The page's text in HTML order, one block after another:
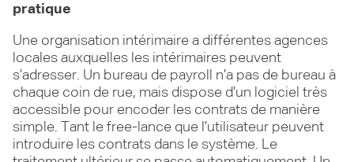
pratique
Une organisation intérimaire a différentes agences
locales auxquelles les intérimaires peuvent
s’adresser. Un bureau de payroll n’a pas de bureau à
chaque coin de rue, mais dispose d’un logiciel très
accessible pour encoder les contrats de manière
simple. Tant le free-lance que l’utilisateur peuvent
introduire les contrats dans le système. Le